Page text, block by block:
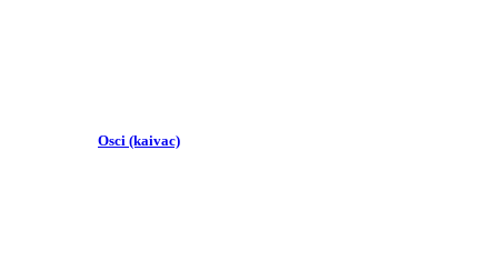
Osci (kaivac)